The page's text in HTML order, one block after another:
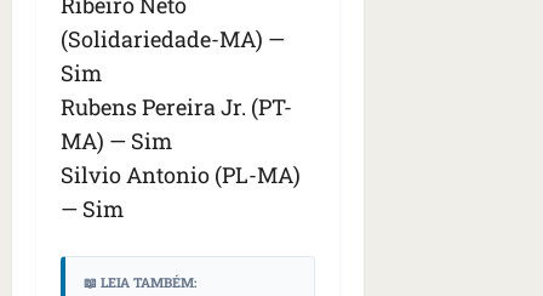
(Solidariedade-MA) —
Sim
Rubens Pereira Jr. (PT-
MA) — Sim
Silvio Antonio (PL-MA)
— Sim
📖 LEIA TAMBÉM: